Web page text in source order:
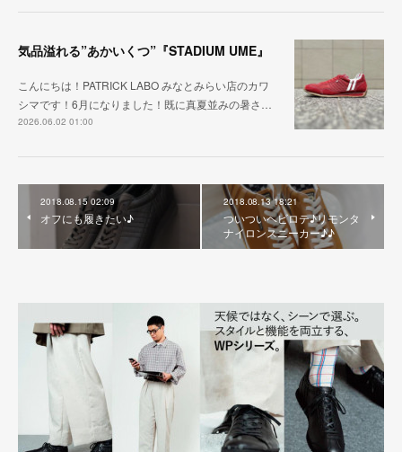
気品溢れる”あかいくつ”『STADIUM UME』
こんにちは！PATRICK LABO みなとみらい店のカワ
シマです！6月になりました！既に真夏並みの暑さ…
2026.06.02 01:00
2018.08.15 02:09
オフにも履きたい♪
2018.08.13 18:21
ついついヘビロテ♪リモンタ
ナイロンスニーカー♪♪